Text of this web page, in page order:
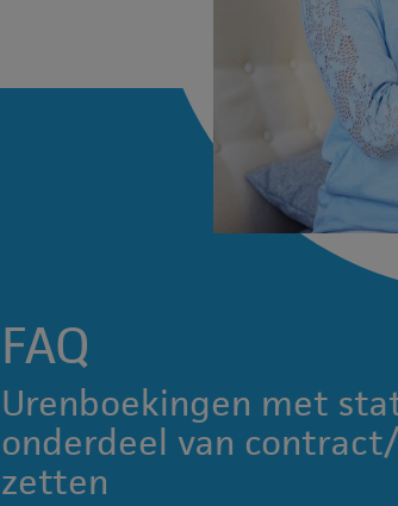
FAQ
Urenboekingen met
onderdeel van
zetten